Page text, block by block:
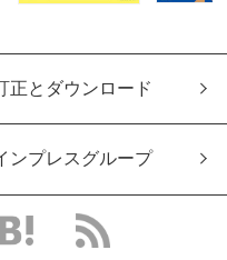
正とダウンロード
ンプレスグループ